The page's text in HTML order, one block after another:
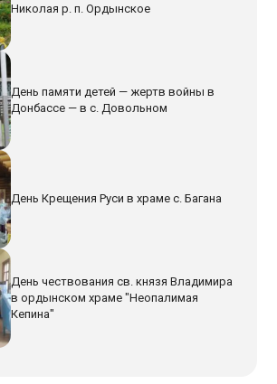
Николая р. п. Ордынское
День памяти детей — жертв войны в
Донбассе — в с. Довольном
День Крещения Руси в храме с. Багана
День чествования св. князя Владимира
в ордынском храме "Неопалимая
Кепина"